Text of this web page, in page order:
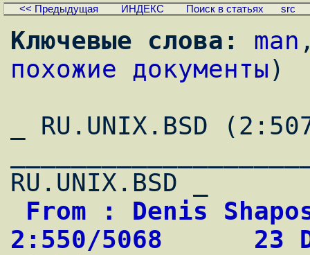
<< Предыдущая ИНДЕКС Поиск в статьях src
Ключевые слова: man
похожие документы)
_ RU.UNIX.BSD
2:550/5068      23